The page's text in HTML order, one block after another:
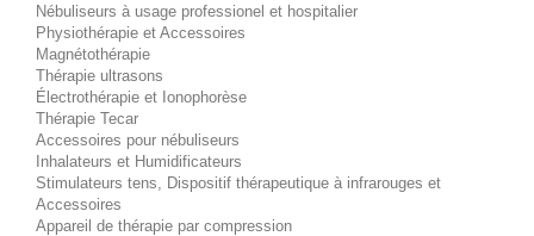
Nébuliseurs à usage professionel et hospitalier
Physiothérapie et Accessoires
Magnétothérapie
Thérapie ultrasons
Électrothérapie et Ionophorèse
Thérapie Tecar
Accessoires pour nébuliseurs
Inhalateurs et Humidificateurs
Stimulateurs tens, Dispositif thérapeutique à infrarouges et
Accessoires
Appareil de thérapie par compression